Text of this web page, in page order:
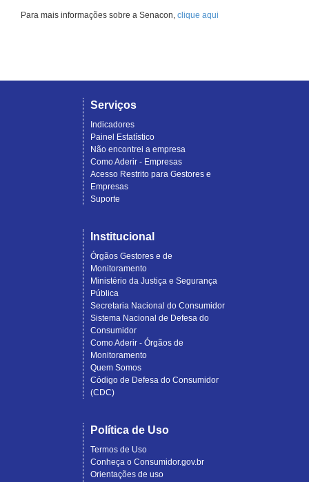
Para mais informações sobre a Senacon, clique aqui
Serviços
Indicadores
Painel Estatístico
Não encontrei a empresa
Como Aderir - Empresas
Acesso Restrito para Gestores e
Empresas
Suporte
Institucional
Órgãos Gestores e de
Monitoramento
Ministério da Justiça e Segurança
Pública
Secretaria Nacional do Consumidor
Sistema Nacional de Defesa do
Consumidor
Como Aderir - Órgãos de
Monitoramento
Quem Somos
Código de Defesa do Consumidor
(CDC)
Política de Uso
Termos de Uso
Conheça o Consumidor.gov.br
Orientações de uso